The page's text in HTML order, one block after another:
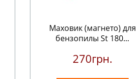
Маховик (магнето) для
бензопилы St 180...
270грн.